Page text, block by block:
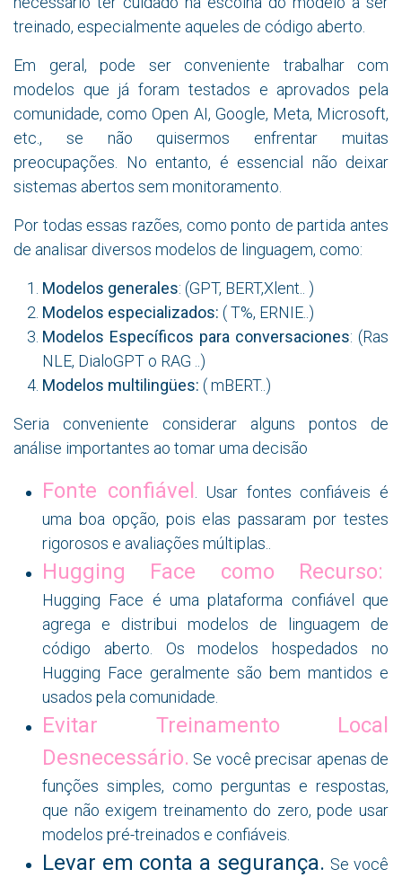
treinado, especialmente aqueles de código aberto.
Em geral, pode ser conveniente trabalhar com
modelos que já foram testados e aprovados pela
comunidade, como Open AI, Google, Meta, Microsoft,
etc., se não quisermos enfrentar muitas
preocupações. No entanto, é essencial não deixar
sistemas abertos sem monitoramento.
Por todas essas razões, como ponto de partida antes
de analisar diversos modelos de linguagem, como:
Modelos generales: (GPT, BERT,Xlent.. )
Modelos especializados: ( T%, ERNIE..)
Modelos Específicos para conversaciones: (Ras
NLE, DialoGPT o RAG ..)
Modelos multilingües: ( mBERT..)
Seria conveniente considerar alguns pontos de
análise importantes ao tomar uma decisão
Fonte confiável . Usar fontes confiáveis é
uma boa opção, pois elas passaram por testes
rigorosos e avaliações múltiplas..
Hugging Face como Recurso:
Hugging Face é uma plataforma confiável que
agrega e distribui modelos de linguagem de
código aberto. Os modelos hospedados no
Hugging Face geralmente são bem mantidos e
usados pela comunidade.
Evitar Treinamento Local
Desnecessário. Se você precisar apenas de
funções simples, como perguntas e respostas,
que não exigem treinamento do zero, pode usar
modelos pré-treinados e confiáveis.
Levar em conta a segurança. Se você